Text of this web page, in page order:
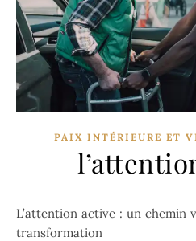
PAIX INTÉRIEURE ET
L’attention active : un chemin vers la paix intérieure et la
transformation